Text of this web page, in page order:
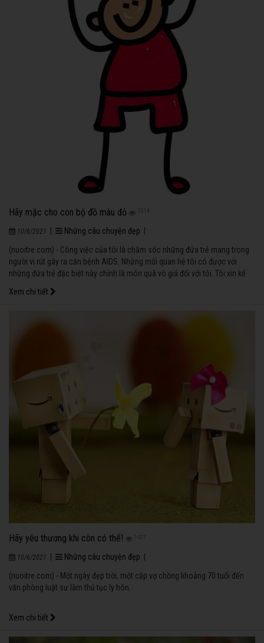
Hãy mặc cho con bộ đồ màu đỏ 1214
10/6/2021 Những câu chuyện đẹp
(nuoitre.com) - Công việc của tôi là chăm sóc những đứa trẻ mang trong
người vi rút gây ra căn bệnh AIDS. Những mối quan hệ tôi có được với
những đứa trẻ đặc biệt này chính là món quà vô giá đối với tôi. Tôi xin kể
Tyler.
Xem chi tiết
Hãy yêu thương khi còn có thể! 1427
10/6/2021 Những câu chuyện đẹp
(nuoitre.com) - Một ngày đẹp trời, một cặp vợ chồng khoảng 70 tuổi đến
văn phòng luật sư làm thủ tục ly hôn.
Xem chi tiết